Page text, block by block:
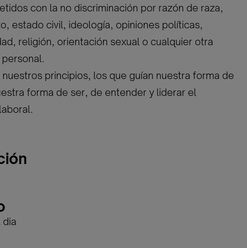
con la no discriminación por razón de raza,
estado civil, ideología, opiniones políticas,
religión, orientación sexual o cualquier otra
nuestros principios, los que guían nuestra forma de
forma de ser, de entender y liderar el
dia